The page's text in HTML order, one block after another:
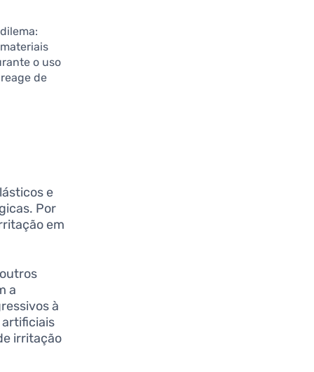
o uso
de
e
Por
em
a
à
irritação